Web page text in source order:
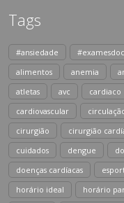
Tags
#ansiedade
alimentos
anemia
atletas
avc cardiaco
cardiovascular
cirurgião
cirurgião
cuidados
dengue
doenças cardíacas
horário ideal
horário